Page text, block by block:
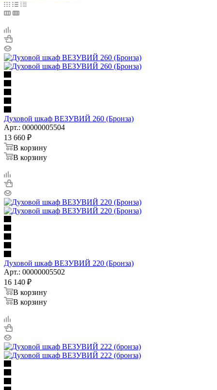
Духовой шкаф ВЕЗУВИЙ 260 (Бронза)
Арт.: 00000005504
13 660 ₽
В корзину
В корзину
Духовой шкаф ВЕЗУВИЙ 220 (Бронза)
Арт.: 00000005502
16 140 ₽
В корзину
В корзину